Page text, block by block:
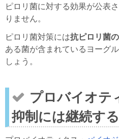
ピロリ菌に対する効果が公表
りません。
ピロリ菌対策には抗ピロリ菌
ある菌が含まれているヨーグ
しょう。
プロバイオテ
抑制には継続す